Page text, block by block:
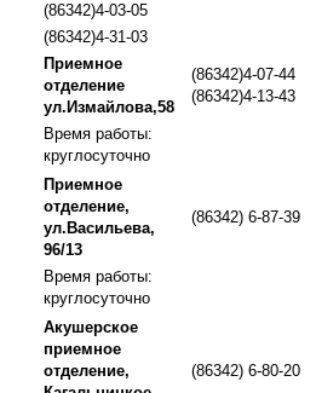
(86342)4-03-05
(86342)4-31-03
Приемное
отделение
ул.Измайлова,58
(86342)4-07-44
(86342)4-13-43
Время работы:
круглосуточно
Приемное
отделение,
ул.Васильева,
96/13
(86342) 6-87-39
Время работы:
круглосуточно
Акушерское
приемное
отделение,
(86342) 6-80-20